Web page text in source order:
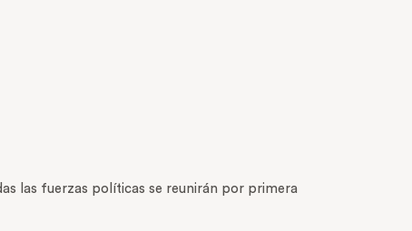
las fuerzas políticas se reunirán por primera